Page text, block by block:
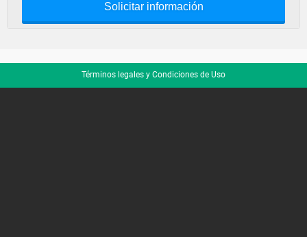
Solicitar información
Términos legales y Condiciones de Uso